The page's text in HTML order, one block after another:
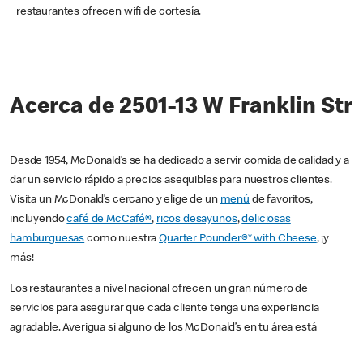
restaurantes ofrecen wifi de cortesía.
Acerca de 2501-13 W Franklin Str
Desde 1954, McDonald’s se ha dedicado a servir comida de calidad y a
dar un servicio rápido a precios asequibles para nuestros clientes.
Visita un McDonald’s cercano y elige de un menú de favoritos,
incluyendocafé de McCafé®, ricos desayunos,deliciosas
hamburguesas como nuestraQuarter Pounder®* with Cheese, ¡y
más!
Los restaurantes a nivel nacional ofrecen un gran número de
servicios para asegurar que cada cliente tenga una experiencia
agradable. Averigua si alguno de los McDonald’s en tu área está